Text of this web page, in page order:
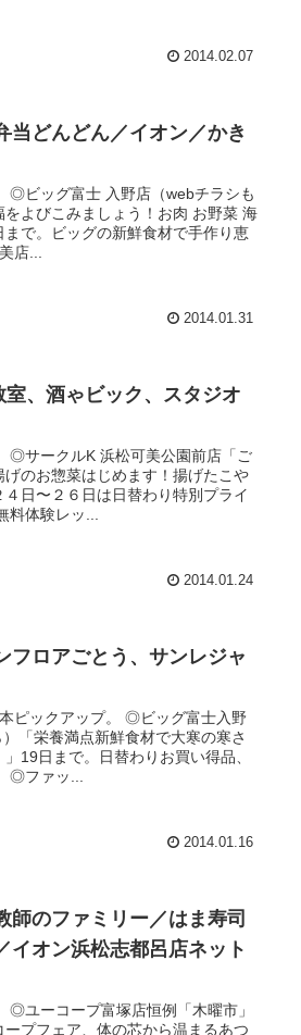
2014.02.07
当どんどん／イオン／かき
◎ビッグ富士 入野店（webチラシも
よびこみましょう！お肉 お野菜 海
で。ビッグの新鮮食材で手作り恵
店...
2014.01.31
、酒ゃビック、スタジオ
◎サークルK 浜松可美公園前店「ご
のお惣菜はじめます！揚げたこや
日〜２６日は日替わり特別プライ
体験レッ...
2014.01.24
フロアごとう、サンレジャ
ピックアップ。 ◎ビッグ富士入野
「栄養満点新鮮食材で大寒の寒さ
19日まで。日替わりお買い得品、
◎ファッ...
2014.01.16
師のファミリー／はま寿司
イオン浜松志都呂店ネット
◎ユーコープ富塚店恒例「木曜市」
プフェア、体の芯から温まるあつ